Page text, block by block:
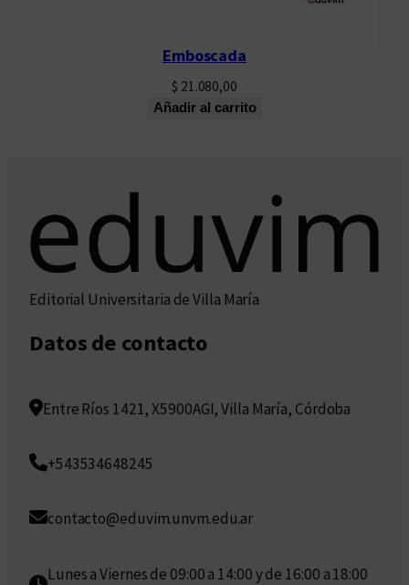
Emboscada
$ 21.080,00
Añadir al carrito
Editorial Universitaria de Villa María
Datos de contacto
Entre Ríos 1421, X5900AGI, Villa María, Córdoba
+543534648245
contacto@eduvim.unvm.edu.ar
Lunes a Viernes de 09:00 a 14:00 y de 16:00 a 18:00